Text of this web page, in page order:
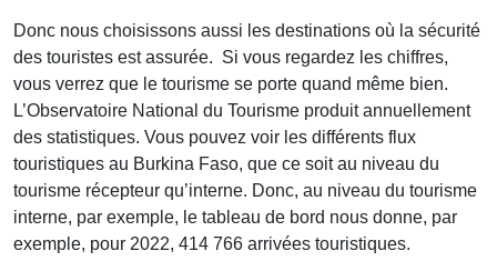
Donc nous choisissons aussi les destinations où la sécurité
des touristes est assurée. Si vous regardez les chiffres,
vous verrez que le tourisme se porte quand même bien.
L’Observatoire National du Tourisme produit annuellement
des statistiques. Vous pouvez voir les différents flux
touristiques au Burkina Faso, que ce soit au niveau du
tourisme récepteur qu’interne. Donc, au niveau du tourisme
interne, par exemple, le tableau de bord nous donne, par
exemple, pour 2022, 414 766 arrivées touristiques.